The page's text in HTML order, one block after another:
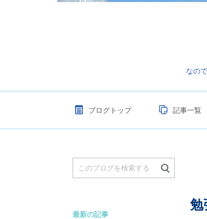
なの
ブログトップ 記事一覧
勉
最新の記事